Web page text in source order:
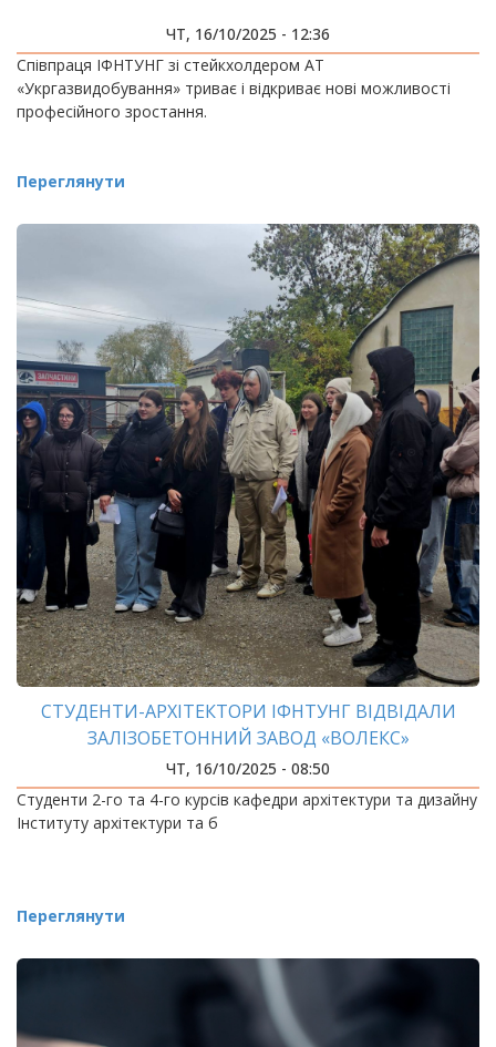
ЧТ, 16/10/2025 - 12:36
Співпраця ІФНТУНГ зі стейкхолдером АТ
«Укргазвидобування» триває і відкриває нові можливості
професійного зростання.
Переглянути
СТУДЕНТИ-АРХІТЕКТОРИ ІФНТУНГ ВІДВІДАЛИ
ЗАЛІЗОБЕТОННИЙ ЗАВОД «ВОЛЕКС»
ЧТ, 16/10/2025 - 08:50
Студенти 2-го та 4-го курсів кафедри архітектури та дизайну
Інституту архітектури та б
Переглянути